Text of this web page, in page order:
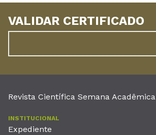
VALIDAR CERTIFICADO
Revista Científica Semana
INSTITUCIONAL
Expediente